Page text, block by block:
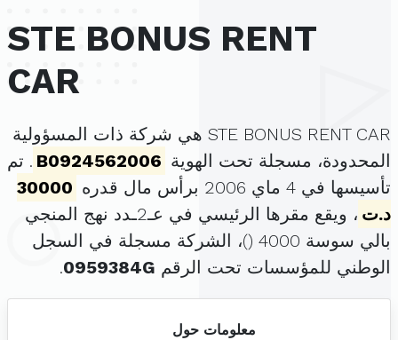
STE BONUS RENT
CAR
STE BONUS RENT CAR هي شركة ذات المسؤولية
المحدودة، مسجلة تحت الهوية B0924562006 . تم
تأسيسها في 4 ماي 2006 برأس مال قدره
30000
د.ت
، ويقع مقرها الرئيسي في عـ2ـدد نهج المنجي
بالي سوسة 4000 (
)، الشركة مسجلة في السجل
الوطني للمؤسسات تحت الرقم 0959384G
.
معلومات حول